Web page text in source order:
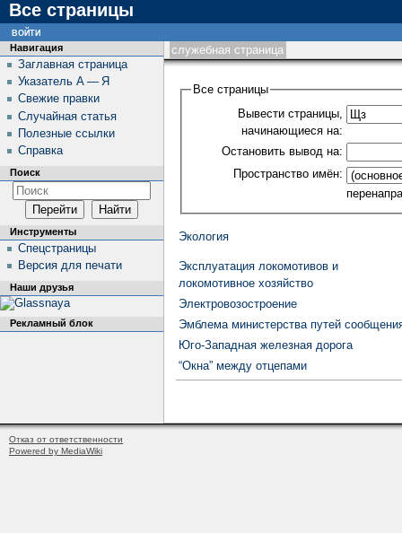
Все страницы
служебная страница
Все страницы
Вывести страницы,
начинающиеся на:
Остановить вывод на:
Пространство имён:
Экология
Эксплуатация локомотивов и
локомотивное хозяйство
Электровозостроение
Эмблема министерства путей
Юго-Западная железная дорога
“Окна” между отцепами
Навигация
Заглавная страница
Указатель А — Я
Свежие правки
Случайная статья
Полезные ссылки
Справка
Поиск
Инструменты
Спецстраницы
Версия для печати
Наши друзья
Рекламный блок
войти
Отказ от ответственности
Powered by MediaWiki